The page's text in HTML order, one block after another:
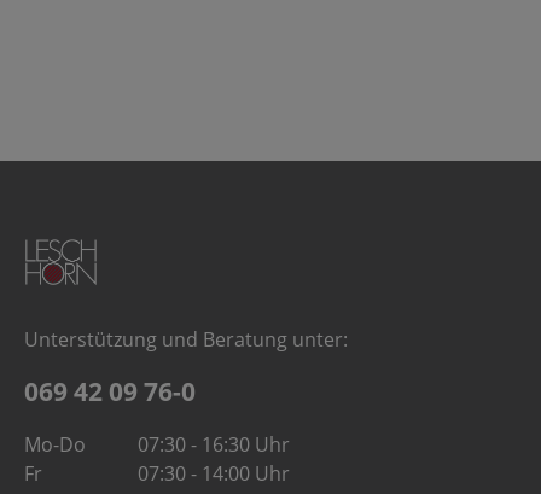
Unterstützung und Beratung unter:
069 42 09 76-0
Mo-Do
07:30 - 16:30 Uhr
Fr
07:30 - 14:00 Uhr